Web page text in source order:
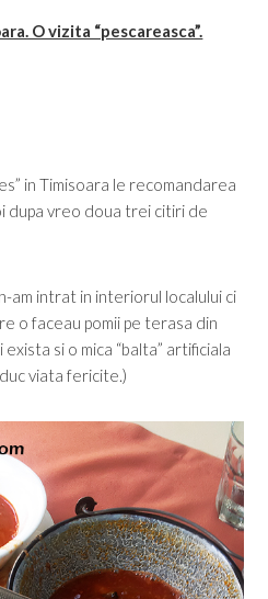
O vizita “pescareasca”.
in Timisoara le recomandarea
dupa vreo doua trei citiri de
am intrat in interiorul localului ci
o faceau pomii pe terasa din
si o mica “balta” artificiala
viata fericite.)